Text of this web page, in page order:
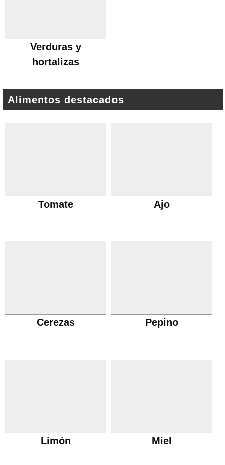
Verduras y
hortalizas
Alimentos destacados
Tomate Ajo
Cerezas Pepino
Limón Miel